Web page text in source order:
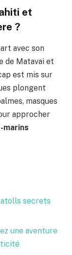
et
?
avec son
de Matavai et
est mis sur
plongent
masques
approcher
marins
secrets
une aventure